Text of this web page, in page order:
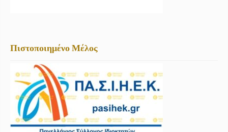
Πιστοποιημένο Μέλος